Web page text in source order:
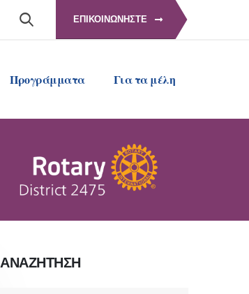
ΕΠΙΚΟΙΝΩΝΗΣΤΕ
Προγράμματα Για τα μέλη
ΑΝΑΖΗΤΗΣΗ